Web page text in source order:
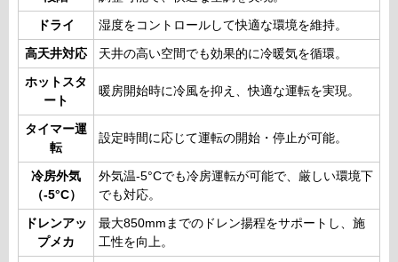
ドライ 湿度をコントロールして快適な環境を維持。
高天井対応 天井の高い空間でも効果的に冷暖気を循環。
ホットスタ
ート
暖房開始時に冷風を抑え、快適な運転を実現。
タイマー運
転
設定時間に応じて運転の開始・停止が可能。
冷房外気
（-5°C）
外気温-5°Cでも冷房運転が可能で、厳しい環境下
でも対応。
ドレンアッ
プメカ
最大850mmまでのドレン揚程をサポートし、施
工性を向上。